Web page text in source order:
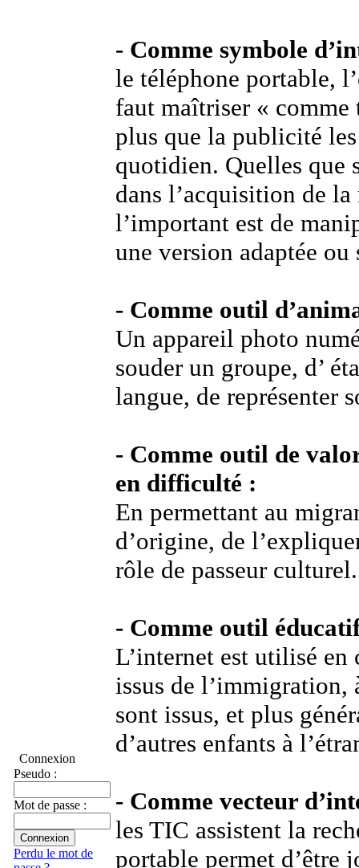
Connexion
Pseudo :
Mot de passe :
Perdu le mot de
- Comme symbole
le téléphone portable,
faut maîtriser « comme
plus que la publicité
quotidien. Quelles que
dans l’acquisition de
l’important est de
une version adaptée
- Comme outil
Un appareil photo
souder un groupe, d’
langue, de représenter
- Comme outil de
en difficulté :
En permettant au
d’origine, de
rôle de passeur culturel.
- Comme outil
L’internet est utilisé en
issus de
sont issus, et plus
d’autres enfants à
- Comme vecteur
les TIC assistent la
portable permet d’être